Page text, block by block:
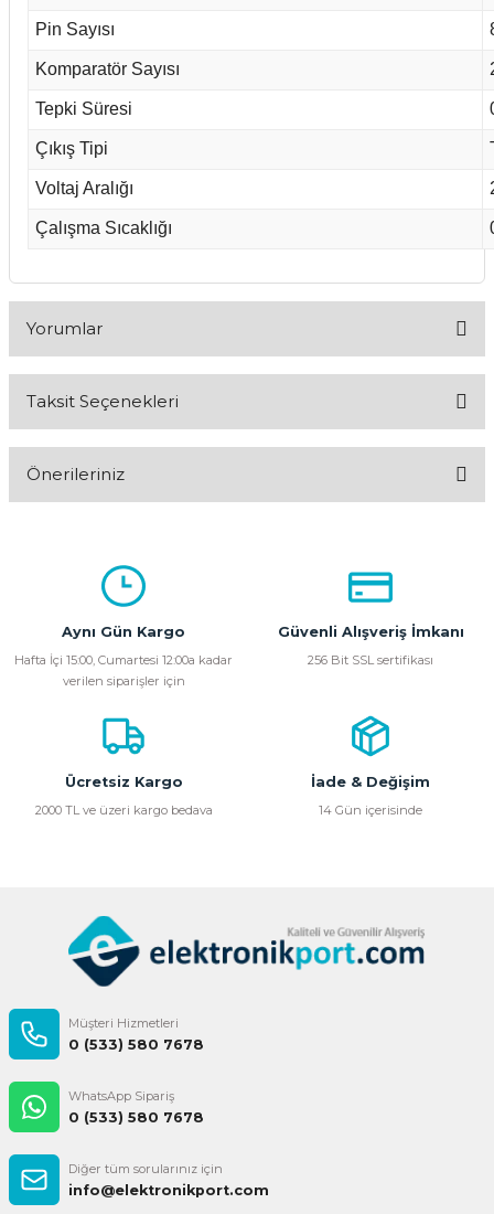
Pin Sayısı
Komparatör Sayısı
Tepki Süresi
Çıkış Tipi
Voltaj Aralığı
Çalışma Sıcaklığı
Yorumlar
Taksit Seçenekleri
Önerileriniz
kullanarak tarafımıza iletebilirsiniz.
Görüş ve önerileriniz için teşekkür ederiz.
Ürün açıklamasında eksik bilgiler bulunuyor.
Ürün bilgilerinde hatalar bulunuyor.
Ürün fiyatı diğer sitelerden daha pahalı.
Bu ürüne benzer farklı alternatifler olmalı.
Aynı Gün Kargo
Hafta İçi 15:00, Cumartesi 12:00a kadar
verilen siparişler için
Güvenli Alışveriş İmkanı
256 Bit SSL sertifikası
Ücretsiz Kargo
2000 TL ve üzeri kargo bedava
İade & Değişim
14 Gün içerisinde
Müşteri Hizmetleri
0 (533) 580 7678
WhatsApp Sipariş
0 (533) 580 7678
Diğer tüm sorularınız için
info@elektronikport.com